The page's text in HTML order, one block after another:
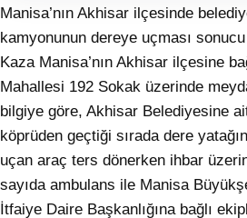
Manisa’nın Akhisar ilçesinde
kamyonunun dereye uçması
Kaza Manisa’nın Akhisar ilçesine
Mahallesi 192 Sokak üzerinde
bilgiye göre, Akhisar Belediyesine
köprüden geçtiği sırada dere
uçan araç ters dönerken ihbar
sayıda ambulans ile Manisa
İtfaiye Daire Başkanlığına bağlı